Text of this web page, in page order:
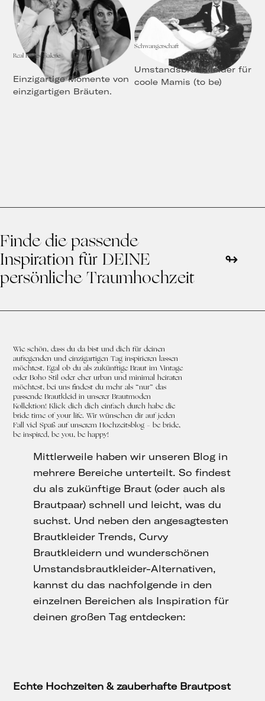
Real Brides Galerie
Einzigartige Momente von
einzigartigen Bräuten.
Schwangerschaft
Umstandsbrautkleider für
coole Mamis (to be)
Finde die passende
Inspiration für DEINE
persönliche Traumhochzeit
Wie schön, dass du da bist und dich für deinen
aufregenden und einzigartigen Tag inspirieren lassen
möchtest. Egal ob du als zukünftige Braut im Vintage
oder Boho Stil oder eher urban und minimal heiraten
möchtest, bei uns findest du mehr als “nur” das
passende Brautkleid in unserer Brautmoden
Kollektion! Klick dich dich einfach durch habe die
bride time of your life. Wir wünschen dir auf jeden
Fall viel Spaß auf unserem Hochzeitsblog – be bride,
be inspired, be you, be happy!
Mittlerweile haben wir unseren Blog in
mehrere Bereiche unterteilt. So findest
du als zukünftige Braut (oder auch als
Brautpaar) schnell und leicht, was du
suchst. Und neben den angesagtesten
Brautkleider Trends, Curvy
Brautkleidern und wunderschönen
Umstandsbrautkleider-Alternativen,
kannst du das nachfolgende in den
einzelnen Bereichen als Inspiration für
deinen großen Tag entdecken:
Echte Hochzeiten & zauberhafte Brautpost